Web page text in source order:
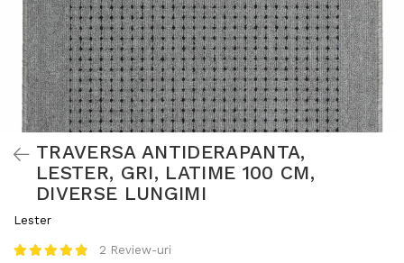
TRAVERSA ANTIDERAPANTA,
LESTER, GRI, LATIME 100 CM,
DIVERSE LUNGIMI
Lester
2 Review-uri